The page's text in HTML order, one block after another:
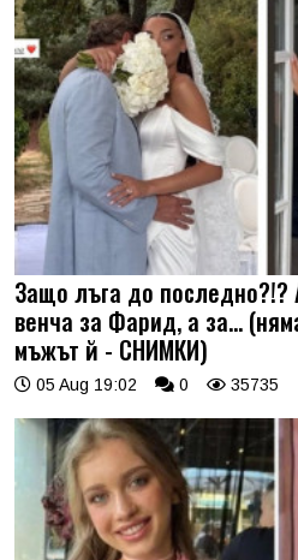
Защо лъга до последно?!?
венча за Фарид, а за...
мъжът й - СНИМКИ)
05 Aug 19:02 0 35735